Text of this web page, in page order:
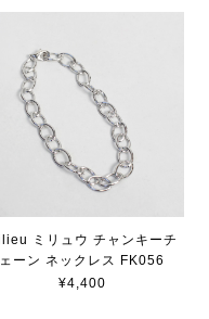
ミリュウ チャンキーチ
ェーン ネックレス FK056
¥4,400